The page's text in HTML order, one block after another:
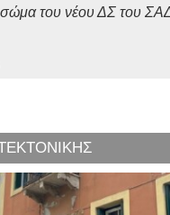
σώμα του νέου ΔΣ του